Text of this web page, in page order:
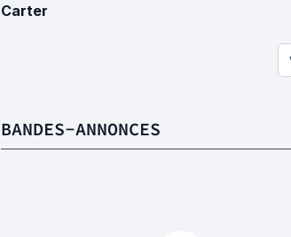
Carter
BANDES-ANNONCES